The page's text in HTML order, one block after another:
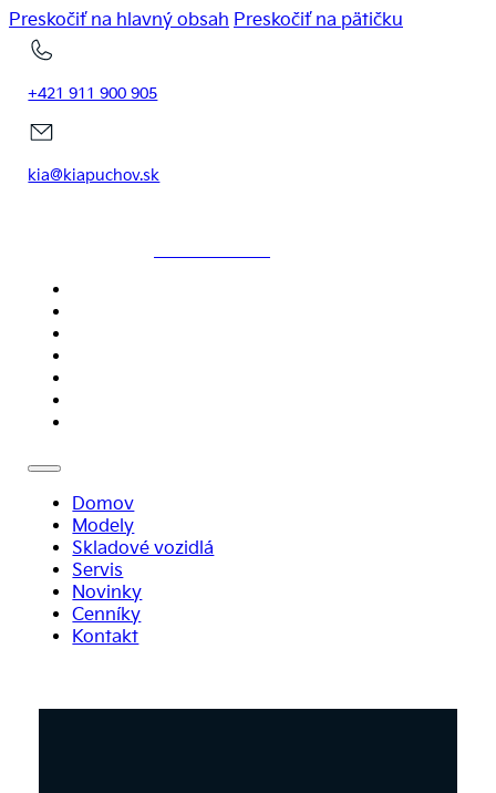
Preskočiť na hlavný obsah Preskočiť na pätičku
+421 911 900 905
kia@kiapuchov.sk
Domov
Modely
Skladové vozidlá
Servis
Novinky
Cenníky
Kontakt